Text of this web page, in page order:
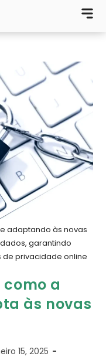
adaptando às novas
garantindo
privacidade online
a
às novas
15, 2025